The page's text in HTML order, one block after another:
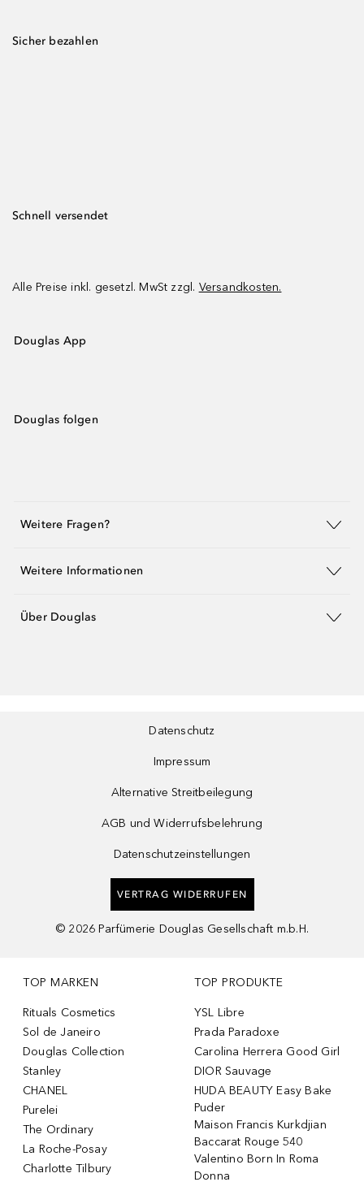
Sicher bezahlen
Schnell versendet
Alle Preise inkl. gesetzl. MwSt zzgl. Versandkosten.
Douglas App
Douglas folgen
Weitere Fragen?
Weitere Informationen
Über Douglas
Datenschutz
Impressum
Alternative Streitbeilegung
AGB und Widerrufsbelehrung
Datenschutzeinstellungen
VERTRAG WIDERRUFEN
© 2026 Parfümerie Douglas Gesellschaft m.b.H.
TOP MARKEN
Rituals Cosmetics
Sol de Janeiro
Douglas Collection
Stanley
CHANEL
Purelei
The Ordinary
La Roche-Posay
Charlotte Tilbury
TOP PRODUKTE
YSL Libre
Prada Paradoxe
Carolina Herrera Good Girl
DIOR Sauvage
HUDA BEAUTY Easy Bake
Puder
Maison Francis Kurkdjian
Baccarat Rouge 540
Valentino Born In Roma
Donna